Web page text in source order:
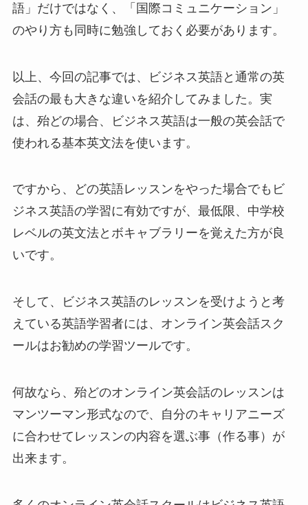
語」だけではなく、「国際コミュニケーション」
のやり方も同時に勉強しておく必要があります。
以上、今回の記事では、ビジネス英語と通常の英
会話の最も大きな違いを紹介してみました。実
は、殆どの場合、ビジネス英語は一般の英会話で
使われる基本英文法を使います。
ですから、どの英語レッスンをやった場合でもビ
ジネス英語の学習に有効ですが、最低限、中学校
レベルの英文法とボキャブラリーを覚えた方が良
いです。
そして、ビジネス英語のレッスンを受けようと考
えている英語学習者には、オンライン英会話スク
ールはお勧めの学習ツールです。
何故なら、殆どのオンライン英会話のレッスンは
マンツーマン形式なので、自分のキャリアニーズ
に合わせてレッスンの内容を選ぶ事（作る事）が
出来ます。